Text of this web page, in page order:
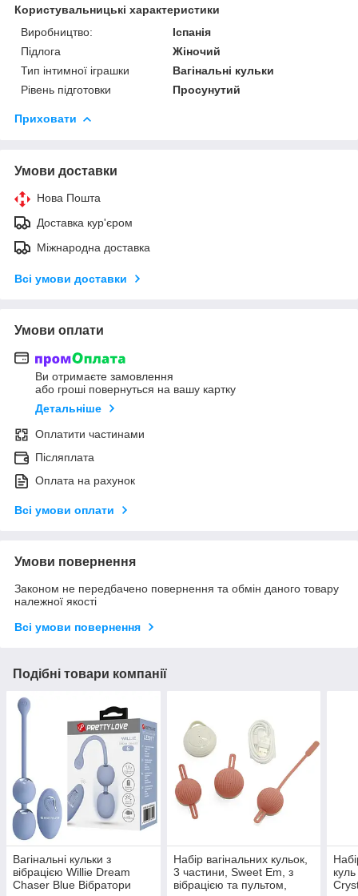
Користувальницькі характеристики
Виробництво:
Іспанія
Підлога
Жіночий
Тип інтимної іграшки
Вагінальні кульки
Рівень підготовки
Просунутий
Приховати
Умови доставки
Нова Пошта
Доставка кур'єром
Міжнародна доставка
Всі умови доставки
Умови оплати
Ви отримаєте замовлення
або гроші повернуться на вашу картку
Детальніше
Оплатити частинами
Післяплата
Оплата на рахунок
Всі умови оплати
Умови повернення
Законом не передбачено повернення та обмін даного товару
належної якості
Всі умови повернення
Подібні товари компанії
Вагінальні кульки з
вібрацією Willie Dream
Chaser Blue Вібратори
Набір вагінальних кульок,
3 частини, Sweet Em, з
вібрацією та пультом,